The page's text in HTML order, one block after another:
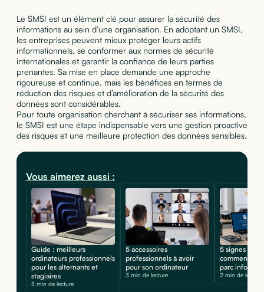
Le SMSI est un élément clé pour assurer la sécurité des
informations au sein d’une organisation. En adoptant un SMSI,
les entreprises peuvent mieux protéger leurs actifs
informationnels, se conformer aux normes de sécurité
internationales et garantir la confiance de leurs parties
prenantes. Sa mise en place demande une approche
rigoureuse et continue, mais les bénéfices en termes de
réduction des risques et d’amélioration de la sécurité des
données sont considérables.
Pour toute organisation cherchant à sécuriser ses informations,
le SMSI est une étape indispensable vers une gestion proactive
des risques et une meilleure protection des données sensibles.
Vous aimerez aussi :
Guide : meilleurs
ordinateurs professionnels
pour les alternants et
stagiaires
3 min de lecture
5 accessoires
professionnels à avoir
pour son ordinateur
3 min de lecture
5 signes
comment
parc
2 min de lecture